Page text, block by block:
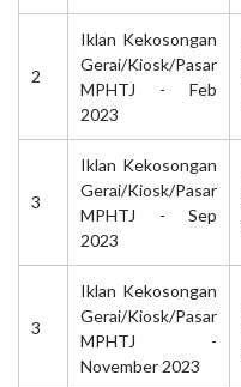
2
Iklan Kekosongan
Gerai/Kiosk/Pasar
MPHTJ - Feb
2023
3
Iklan Kekosongan
Gerai/Kiosk/Pasar
MPHTJ - Sep
2023
3
Iklan Kekosongan
Gerai/Kiosk/Pasar
MPHTJ -
November 2023